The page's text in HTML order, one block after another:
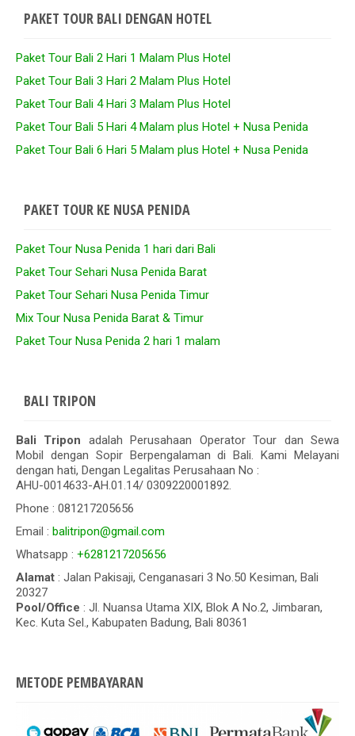
PAKET TOUR BALI DENGAN HOTEL
Paket Tour Bali 2 Hari 1 Malam Plus Hotel
Paket Tour Bali 3 Hari 2 Malam Plus Hotel
Paket Tour Bali 4 Hari 3 Malam Plus Hotel
Paket Tour Bali 5 Hari 4 Malam plus Hotel + Nusa Penida
Paket Tour Bali 6 Hari 5 Malam plus Hotel + Nusa Penida
PAKET TOUR KE NUSA PENIDA
Paket Tour Nusa Penida 1 hari dari Bali
Paket Tour Sehari Nusa Penida Barat
Paket Tour Sehari Nusa Penida Timur
Mix Tour Nusa Penida Barat & Timur
Paket Tour Nusa Penida 2 hari 1 malam
BALI TRIPON
Bali Tripon adalah Perusahaan Operator Tour dan Sewa
Mobil dengan Sopir Berpengalaman di Bali. Kami Melayani
dengan hati, Dengan Legalitas Perusahaan No :
AHU-0014633-AH.01.14/ 0309220001892.
Phone : 081217205656
Email : balitripon@gmail.com
Whatsapp : +6281217205656
Alamat : Jalan Pakisaji, Cenganasari 3 No.50 Kesiman, Bali
20327
Pool/Office : Jl. Nuansa Utama XIX, Blok A No.2, Jimbaran,
Kec. Kuta Sel., Kabupaten Badung, Bali 80361
METODE PEMBAYARAN